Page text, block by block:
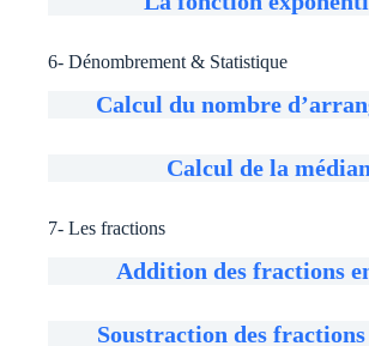
6- Dénombrement & Statistique
Calcul du nombre
Calcul de la
7- Les fractions
Addition des fractions
Soustraction des